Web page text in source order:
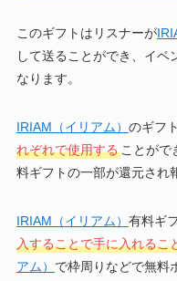
このギフトはリスナーが
して送ることができ、イベ
なります。
IRIAM（イリアム） のギフ
れぞれで使用することがで
料ギフトの一部が還元され
IRIAM（イリアム） 有料ギ
入することで手に入れるこ
アム） で枠周りなどで無料